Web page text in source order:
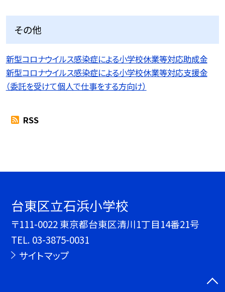
その他
新型コロナウイルス感染症による小学校休業等対応助成金
新型コロナウイルス感染症による小学校休業等対応支援金
（委託を受けて個人で仕事をする方向け）
RSS
台東区立石浜小学校
〒111-0022 東京都台東区清川1丁目14番21号
TEL. 03-3875-0031
サイトマップ